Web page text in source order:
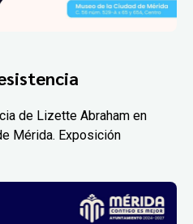
de Lizette Abraham en
Mérida. Exposición